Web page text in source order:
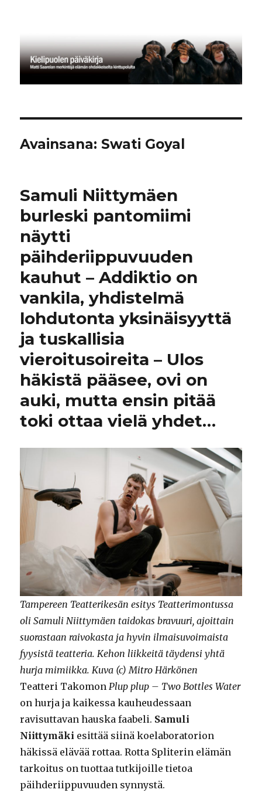
Avainsana: Swati Goyal
Samuli Niittymäen
burleski pantomiimi
näytti
päihderiippuvuuden
kauhut – Addiktio on
vankila, yhdistelmä
lohdutonta yksinäisyyttä
ja tuskallisia
vieroitusoireita – Ulos
häkistä pääsee, ovi on
auki, mutta ensin pitää
toki ottaa vielä yhdet…
Tampereen Teatterikesän esitys Teatterimontussa
oli Samuli Niittymäen taidokas bravuuri, ajoittain
suorastaan raivokasta ja hyvin ilmaisuvoimaista
fyysistä teatteria. Kehon liikkeitä täydensi yhtä
hurja mimiikka. Kuva (c) Mitro Härkönen
Teatteri TakomonPlup plup – Two Bottles Water
on hurja ja kaikessa kauheudessaan
ravisuttavan hauska faabeli. Samuli
Niittymäki esittää siinä koelaboratorion
häkissä elävää rottaa. Rotta Spliterin elämän
tarkoitus on tuottaa tutkijoille tietoa
päihderiippuvuuden synnystä.